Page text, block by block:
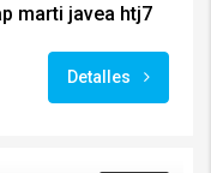
marti javea htj7
Detalles